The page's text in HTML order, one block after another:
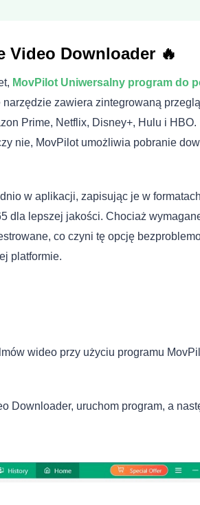
Downloader 🔥
MovPilot Uniwersalny program do
zawiera zintegrowaną
Prime, Netflix, Disney+, Hulu i HBO.
nie, MovPilot umożliwia pobranie
w aplikacji, zapisując je w
dla lepszej jakości. Chociaż
co czyni tę opcję
platformie.
wideo przy użyciu programu
Downloader, uruchom program, a